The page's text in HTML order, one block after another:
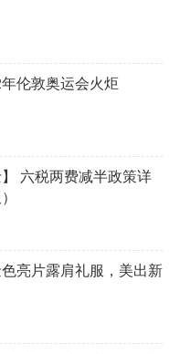
年伦敦奥运会火炬
】 六税两费减半政策详
亮片露肩礼服，美出新